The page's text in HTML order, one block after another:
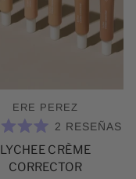
ERE PEREZ
5.0
DE
5
2 RESEÑAS
LYCHEE CRÈME
CORRECTOR